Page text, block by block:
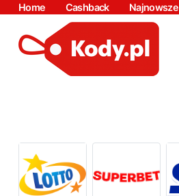
Home Cashback Najnowsze